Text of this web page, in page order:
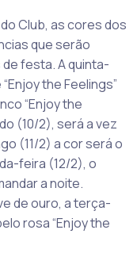
Club, as cores dos
que serão
festa. A quinta-
the Feelings”
“Enjoy the
(10/2), será a vez
(11/2) a cor será o
feira (12/2), o
a noite.
de ouro, a terça-
rosa “Enjoy the